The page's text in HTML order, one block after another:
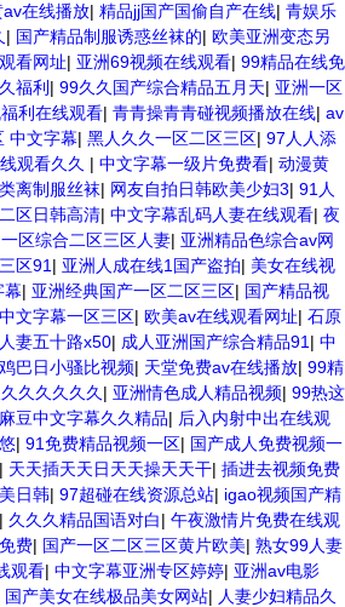
av在线播放| 精品jj国产国偷自产在线| 青娱乐
| 国产精品制服诱惑丝袜的| 欧美亚洲变态另
看网址| 亚洲69视频在线观看| 99精品在线免
福利 | 99久久国产综合精品五月天| 亚洲一区
利在线观看| 青青操青青碰视频播放在线| av
中文字幕| 黑人久久一区二区三区| 97人人添
观看久久 | 中文字幕一级片免费看| 动漫黄
离制服丝袜| 网友自拍日韩欧美少妇3| 91人
区日韩高清| 中文字幕乱码人妻在线观看| 夜
区综合二区三区人妻| 亚洲精品色综合av网
区91 | 亚洲人成在线1国产盗拍| 美女在线视
幕| 亚洲经典国产一区二区三区| 国产精品视
文字幕一区三区| 欧美av在线观看网址| 石原
妻五十路x50| 成人亚洲国产综合精品91 | 中
巴日小骚比视频| 天堂免费av在线播放| 99精
久久久久久 | 亚洲情色成人精品视频| 99热这
豆中文字幕久久精品| 后入内射中出在线观
| 91免费精品视频一区| 国产成人免费视频一
| 天天插天天日天天操天天干| 插进去视频免费
日韩| 97超碰在线资源总站| igao视频国产精
| 久久久精品国语对白| 午夜激情片免费在线观
费| 国产一区二区三区黄片欧美| 熟女99人妻
观看| 中文字幕亚洲专区婷婷| 亚洲av电影
国产美女在线极品美女网站| 人妻少妇精品久